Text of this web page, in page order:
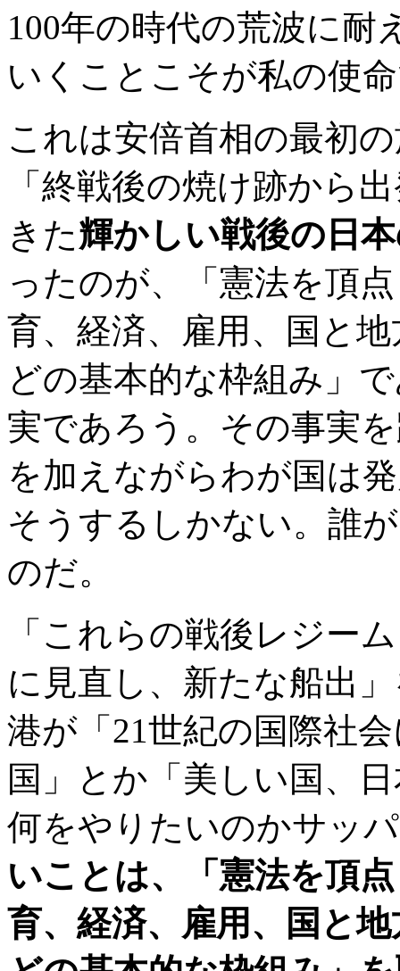
100年の時代の荒波に耐
いくことこそが私の使
これは安倍首相の最初
「終戦後の焼け跡から
きた輝かしい戦後の日
ったのが、「憲法を頂
育、経済、雇用、国と
どの基本的な枠組み」
実であろう。その事実
を加えながらわが国は
そうするしかない。誰
のだ。
「これらの戦後レジー
に見直し、新たな船出
港が「21世紀の国際社
国」とか「美しい国、
何をやりたいのかサッ
いことは、「憲法を頂
育、経済、雇用、国と